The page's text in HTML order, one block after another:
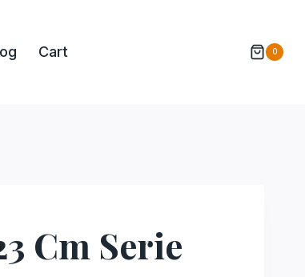
Cart 0
Cm Serie